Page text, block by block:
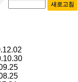
새로고침